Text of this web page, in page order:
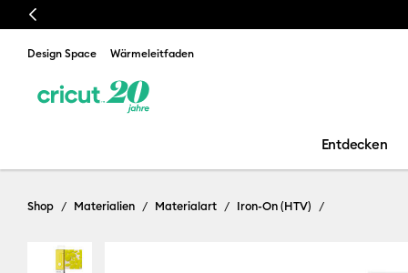
Previous
Design Space Wärmeleitfaden
Entdecken
Shop Materialien Materialart Iron-On (HTV)